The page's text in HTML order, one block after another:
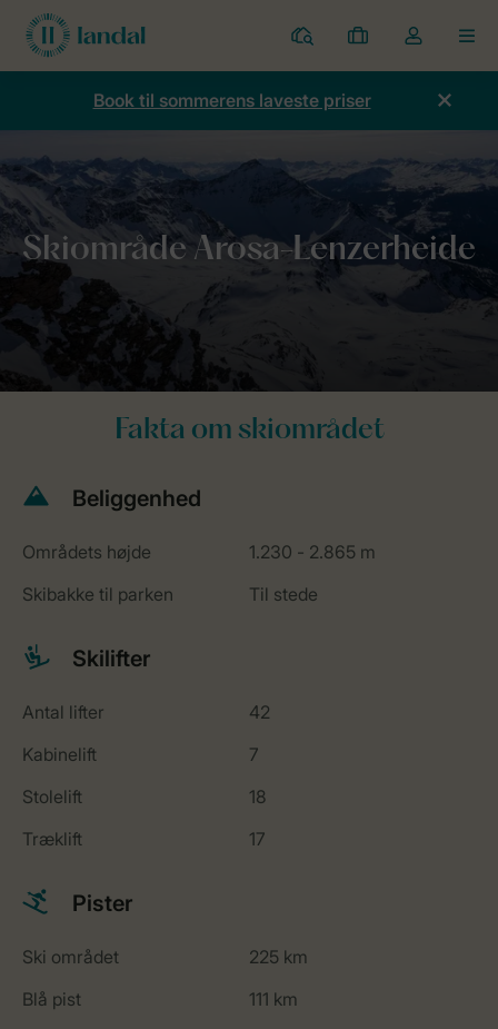
Parker
Mine
bookinger
Toggle
the
Book til sommerens laveste priser
Forside Skiferie Schweiz Skiområde Arosa-Lenzerheide
Fakta om skiområdet
Beliggenhed
Områdets højde
1.230 - 2.865 m
Skibakke til parken
Til stede
Skilifter
Antal lifter
42
Kabinelift
7
Stolelift
18
Træklift
17
Pister
Ski området
225 km
Blå pist
111 km